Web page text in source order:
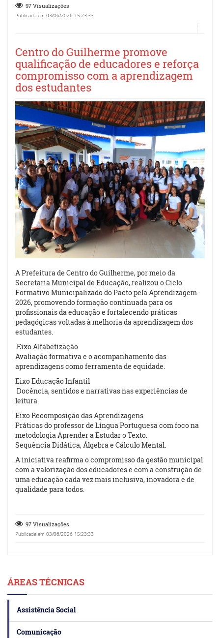
97 Visualizações
Publicada em 03/06/2026 15:23:33
Centro do Guilherme promove
qualificação de educadores e reforça
compromisso com a aprendizagem
dos estudantes
A Prefeitura de Centro do Guilherme, por meio da
Secretaria Municipal de Educação, realizou o Ciclo
Formativo Municipalizado do Pacto pela Aprendizagem
2026, promovendo formação continuada para os
profissionais da educação e fortalecendo práticas
pedagógicas voltadas à melhoria da aprendizagem dos
estudantes.
Eixo Alfabetização
Avaliação formativa e o acompanhamento das
aprendizagens como ferramenta de equidade.
Eixo Educação Infantil
Docência, sentidos e narrativas nas experiências de
leitura.
Eixo Recomposição das Aprendizagens
Práticas do professor de Língua Portuguesa com foco na
metodologia Aprender a Estudar o Texto.
Sequência Didática, Álgebra e Cálculo Mental.
A iniciativa reafirma o compromisso da gestão municipal
com a valorização dos educadores e com a construção de
uma educação cada vez mais inclusiva, inovadora e de
qualidade para todos.
97 Visualizações
Publicada em 03/06/2026 15:23:33
ÁREAS TÉCNICAS
Assistência Social
Comunicação